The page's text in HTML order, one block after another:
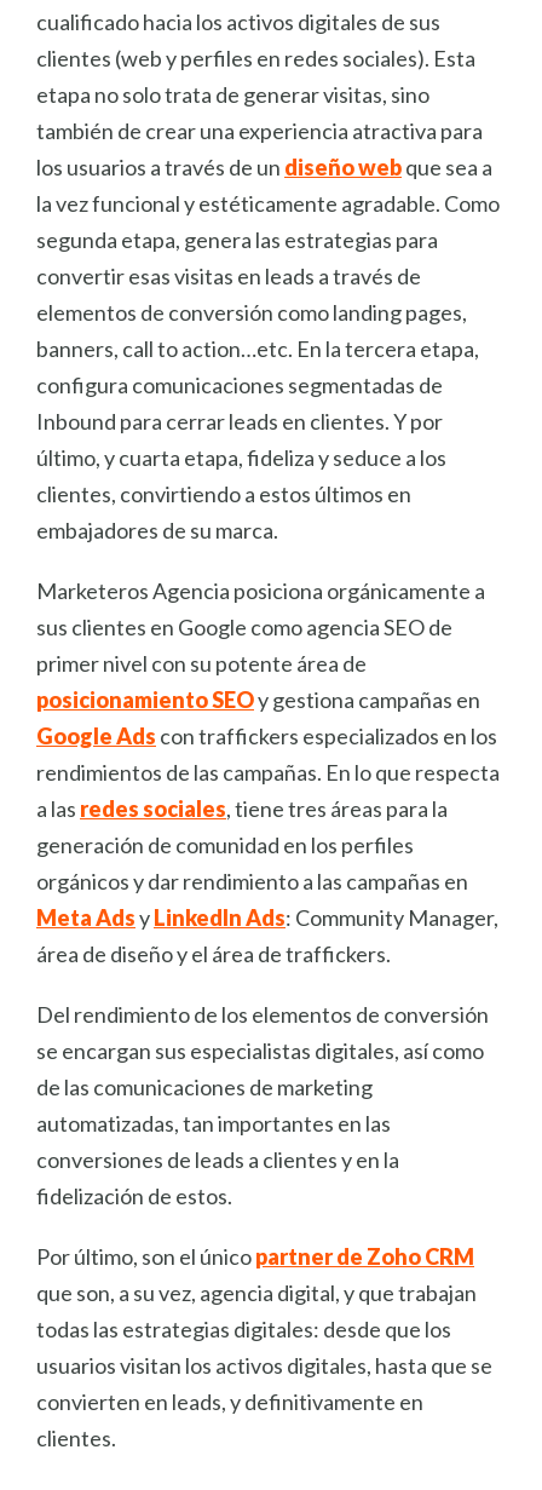
cualificado hacia los activos digitales de sus
clientes (web y perfiles en redes sociales). Esta
etapa no solo trata de generar visitas, sino
también de crear una experiencia atractiva para
los usuarios a través de un diseño webque sea a
la vez funcional y estéticamente agradable. Como
segunda etapa, genera las estrategias para
convertir esas visitas en leads a través de
elementos de conversión como landing pages,
banners, call to action…etc. En la tercera etapa,
configura comunicaciones segmentadas de
Inbound para cerrar leads en clientes. Y por
último, y cuarta etapa, fideliza y seduce a los
clientes, convirtiendo a estos últimos en
embajadores de su marca.
Marketeros Agencia posiciona orgánicamente a
sus clientes en Google como agencia SEO de
primer nivel con su potente área de
posicionamiento SEOy gestiona campañas en
Google Ads con traffickers especializados en los
rendimientos de las campañas. En lo que respecta
a las redes sociales, tiene tres áreas para la
generación de comunidad en los perfiles
orgánicos y dar rendimiento a las campañas en
Meta AdsyLinkedIn Ads: Community Manager,
área de diseño y el área de traffickers.
Del rendimiento de los elementos de conversión
se encargan sus especialistas digitales, así como
de las comunicaciones de marketing
automatizadas, tan importantes en las
conversiones de leads a clientes y en la
fidelización de estos.
Por último, son el únicopartner de Zoho CRM
que son, a su vez, agencia digital, y que trabajan
todas las estrategias digitales: desde que los
usuarios visitan los activos digitales, hasta que se
convierten en leads, y definitivamente en
clientes.